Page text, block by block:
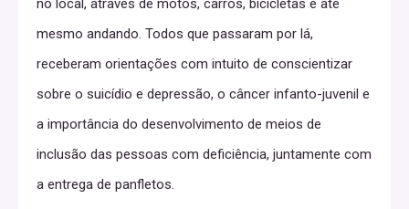
no local, através de motos, carros, bicicletas e até
mesmo andando. Todos que passaram por lá,
receberam orientações com intuito de conscientizar
sobre o suicídio e depressão, o câncer infanto-juvenil e
a importância do desenvolvimento de meios de
inclusão das pessoas com deficiência, juntamente com
a entrega de panfletos.